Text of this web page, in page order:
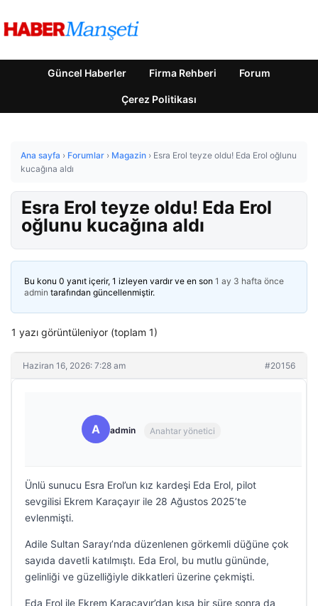
Güncel Haberler Firma Rehberi Forum
Çerez Politikası
Ana sayfa › Forumlar › Magazin › Esra Erol teyze oldu! Eda Erol oğlunu
kucağına aldı
Esra Erol teyze oldu! Eda Erol
oğlunu kucağına aldı
Bu konu 0 yanıt içerir, 1 izleyen vardır ve en son 1 ay 3 hafta önce
admin tarafından güncellenmiştir.
1 yazı görüntüleniyor (toplam 1)
Haziran 16, 2026: 7:28 am #20156
A admin Anahtar yönetici
Ünlü sunucu Esra Erol’un kız kardeşi Eda Erol, pilot
sevgilisi Ekrem Karaçayır ile 28 Ağustos 2025’te
evlenmişti.
Adile Sultan Sarayı’nda düzenlenen görkemli düğüne çok
sayıda davetli katılmıştı. Eda Erol, bu mutlu gününde,
gelinliği ve güzelliğiyle dikkatleri üzerine çekmişti.
Eda Erol ile Ekrem Karaçayır’dan kısa bir süre sonra da